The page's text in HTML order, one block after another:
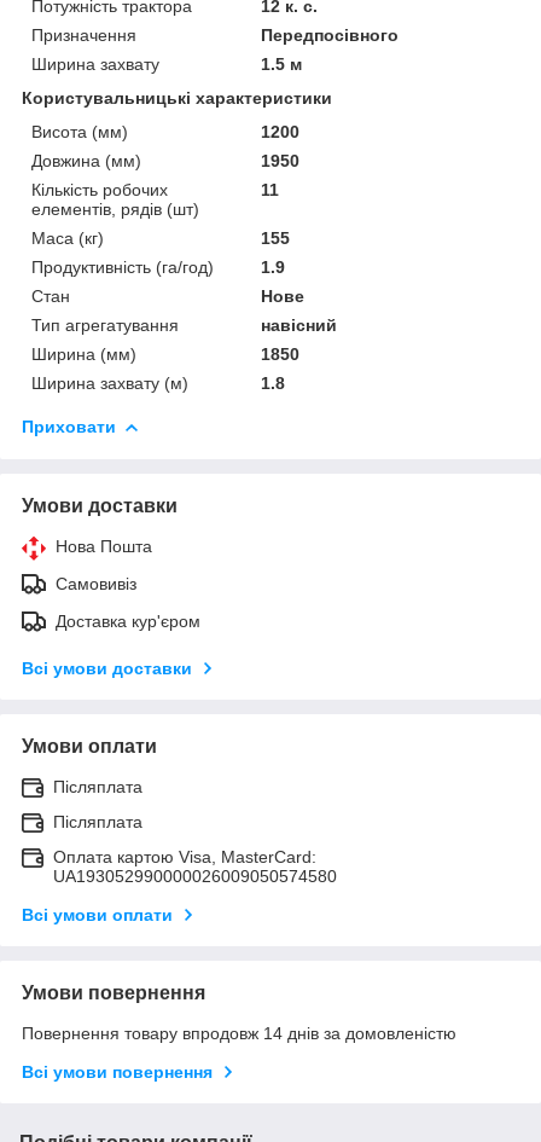
Потужність трактора
12 к. с.
Призначення
Передпосівного
Ширина захвату
1.5 м
Користувальницькі характеристики
Висота (мм)
1200
Довжина (мм)
1950
Кількість робочих
елементів, рядів (шт)
11
Маса (кг)
155
Продуктивність (га/год)
1.9
Стан
Нове
Тип агрегатування
навісний
Ширина (мм)
1850
Ширина захвату (м)
1.8
Приховати
Умови доставки
Нова Пошта
Самовивіз
Доставка кур'єром
Всі умови доставки
Умови оплати
Післяплата
Післяплата
Оплата картою Visa, MasterCard:
UA193052990000026009050574580
Всі умови оплати
Умови повернення
Повернення товару впродовж 14 днів за домовленістю
Всі умови повернення